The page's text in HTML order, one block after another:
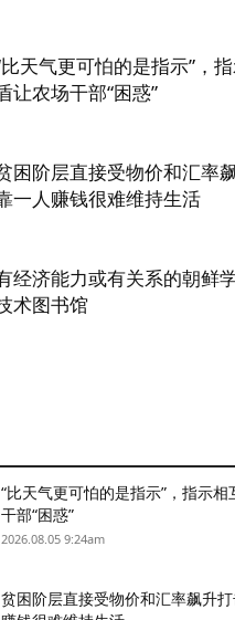
比天气更可怕的是指示”，
让农场干部“困惑”
困阶层直接受物价和汇率
一人赚钱很难维持生活
经济能力或有关系的朝鲜
术图书馆
“比天气更可怕的是指示”，指示相
干部“困惑”
2026.08.05 9:24am
贫困阶层直接受物价和汇率飙升